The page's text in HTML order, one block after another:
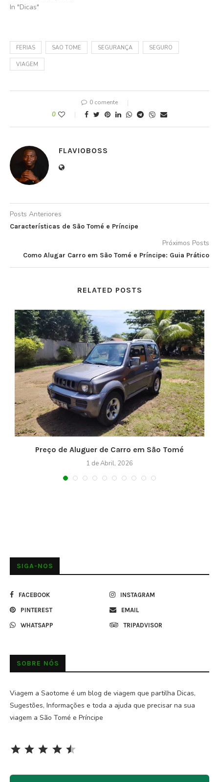
In "Dicas"
FERIAS SAO TOME SEGURANÇA SEGURO
VIAGEM
0 comente
0
FLAVIOBOSS
Posts Anteriores
Características de São Tomé e Príncipe
Próximos Posts
Como Alugar Carro em São Tomé e Príncipe: Guia Prático
RELATED POSTS
Preço de Aluguer de Carro em São Tomé
1 de Abril, 2026
SIGA-NOS
FACEBOOK INSTAGRAM
PINTEREST EMAIL
WHATSAPP TRIPADVISOR
SOBRE NÓS
Viagem a Saotome é um blog de viagem que partilha Dicas,
Sugestões, Informações e toda a ajuda que precisar na sua
viagem a São Tomé e Príncipe
⭐⭐⭐ ⭐⭐